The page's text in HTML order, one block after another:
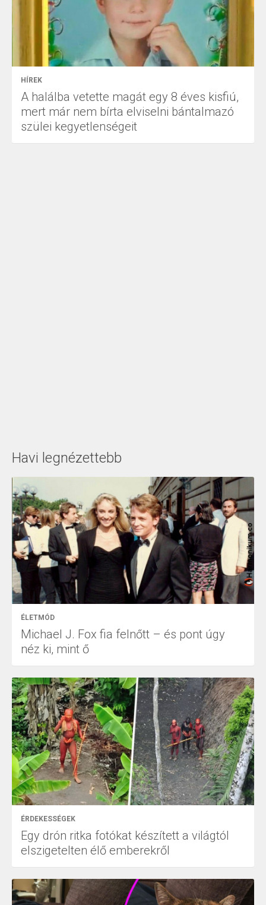
HÍREK
A halálba vetette magát egy 8 éves kisfiú,
mert már nem bírta elviselni bántalmazó
szülei kegyetlenségeit
Havi legnézettebb
ÉLETMÓD
Michael J. Fox fia felnőtt – és pont úgy
néz ki, mint ő
ÉRDEKESSÉGEK
Egy drón ritka fotókat készített a világtól
elszigetelten élő emberekről